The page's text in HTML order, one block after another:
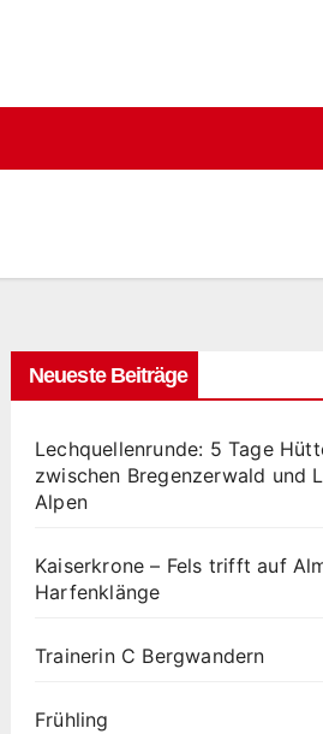
Neueste Beiträge
Lechquellenrunde: 5 Tage
zwischen Bregenzerwald und
Alpen
Kaiserkrone – Fels trifft auf
Harfenklänge
Trainerin C Bergwandern
Frühling